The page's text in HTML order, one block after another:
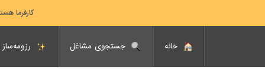
کارفرما
خانه جستجوی مشاغل رزومه‌ساز